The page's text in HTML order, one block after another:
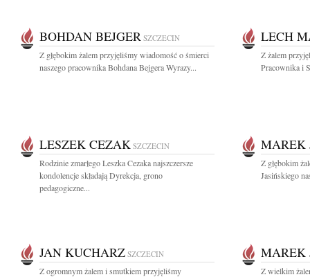
BOHDAN BEJGER SZCZECIN
Z głębokim żalem przyjęliśmy wiadomość o śmierci
naszego pracownika Bohdana Bejgera Wyrazy...
LECH
Z żalem
Pracownika i
LESZEK CEZAK SZCZECIN
Rodzinie zmarłego Leszka Cezaka najszczersze
kondolencje składają Dyrekcja, grono
pedagogiczne...
MAREK
Z głębokim
Jasińskiego
JAN KUCHARZ SZCZECIN
Z ogromnym żalem i smutkiem przyjęliśmy
MAREK
Z wielkim